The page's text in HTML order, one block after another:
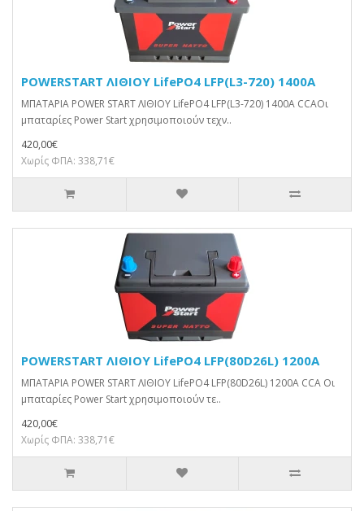
POWERSTART ΛΙΘΙΟΥ LifePO4 LFP(L3-720) 1400A
ΜΠΑΤΑΡΙΑ POWER START ΛΙΘΙΟΥ LifePO4 LFP(L3-720) 1400A CCAΟι
μπαταρίες Power Start χρησιμοποιούν τεχν..
420,00€
Χωρίς ΦΠΑ: 338,71€
POWERSTART ΛΙΘΙΟΥ LifePO4 LFP(80D26L) 1200A
ΜΠΑΤΑΡΙΑ POWER START ΛΙΘΙΟΥ LifePO4 LFP(80D26L) 1200A CCA Οι
μπαταρίες Power Start χρησιμοποιούν τε..
420,00€
Χωρίς ΦΠΑ: 338,71€